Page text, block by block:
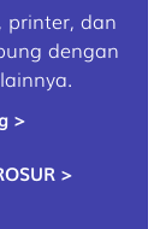
printer, dan
dengan
>
>